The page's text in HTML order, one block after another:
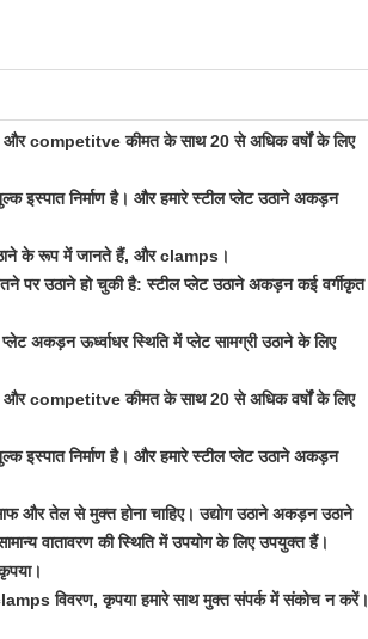
और competitve कीमत के साथ 20 से अधिक वर्षों के लिए
इस्पात निर्माण है। और हमारे स्टील प्लेट उठाने अकड़न
के रूप में जानतेहैं, औरclamps।
पर उठाने हो चुकी है: स्टील प्लेट उठाने अकड़न कई वर्गीकृत
प्लेट अकड़न ऊर्ध्वाधर स्थिति में प्लेट सामग्री उठाने के लिए
और competitve कीमत के साथ 20 से अधिक वर्षों के लिए
इस्पात निर्माण है। और हमारे स्टील प्लेट उठाने अकड़न
और तेल से मुक्त होना चाहिए। उद्योग उठाने अकड़न उठाने
वातावरण की स्थिति में उपयोग के लिए उपयुक्त हैं।
विवरण, कृपया हमारे साथ मुक्त संपर्क में संकोच नकरें।